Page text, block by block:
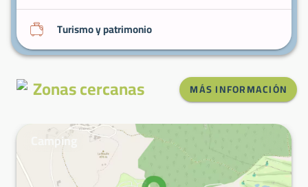
Turismo y patrimonio
Zonas cercanas MÁS INFORMACIÓN
Camping